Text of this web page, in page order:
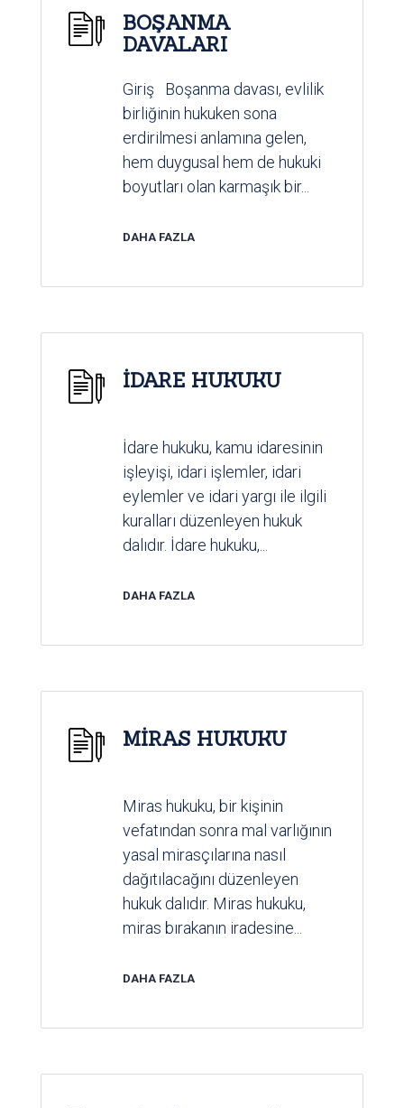
BOŞANMA
DAVALARI
Giriş Boşanma davası, evlilik
birliğinin hukuken sona
erdirilmesi anlamına gelen,
hem duygusal hem de hukuki
boyutları olan karmaşık bir...
DAHA FAZLA
İDARE HUKUKU
İdare hukuku, kamu idaresinin
işleyişi, idari işlemler, idari
eylemler ve idari yargı ile ilgili
kuralları düzenleyen hukuk
dalıdır. İdare hukuku,...
DAHA FAZLA
MİRAS HUKUKU
Miras hukuku, bir kişinin
vefatından sonra mal varlığının
yasal mirasçılarına nasıl
dağıtılacağını düzenleyen
hukuk dalıdır. Miras hukuku,
miras bırakanın iradesine...
DAHA FAZLA